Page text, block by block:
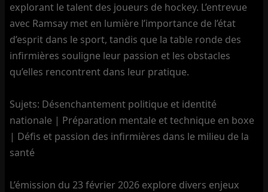
explorant le talent des joueurs de hockey. L’entrevue
avec Ramsay met en lumière l’importance de l’état
d’esprit dans le sport, tandis que la table ronde des
infirmières souligne leur passion et les obstacles
qu’elles rencontrent dans leur pratique.
Sujets: Désenchantement politique et identité
nationale | Préparation mentale et technique en boxe
| Défis et passion des infirmières dans le milieu de la
santé
L’émission du 23 février 2026 explore divers enjeux